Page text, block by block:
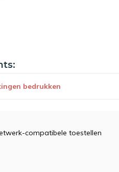
bedrukken
compatibele toestellen